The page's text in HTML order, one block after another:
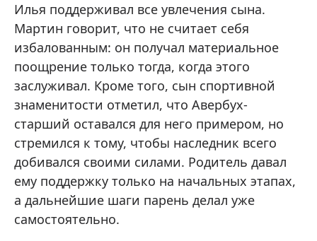
Илья поддерживал все увлечения сына.
Мартин говорит, что не считает себя
избалованным: он получал материальное
поощрение только тогда, когда этого
заслуживал. Кроме того, сын спортивной
знаменитости отметил, что Авербух-
старший оставался для него примером, но
стремился к тому, чтобы наследник всего
добивался своими силами. Родитель давал
ему поддержку только на начальных этапах,
а дальнейшие шаги парень делал уже
самостоятельно.